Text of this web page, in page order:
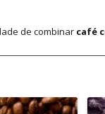
de combinar café